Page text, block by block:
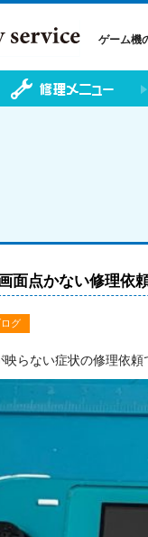
ゲーム機
面点かない修理依
ログ
らない症状の修理依頼